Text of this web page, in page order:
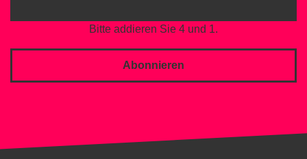
Bitte addieren Sie 4 und 1.
Abonnieren